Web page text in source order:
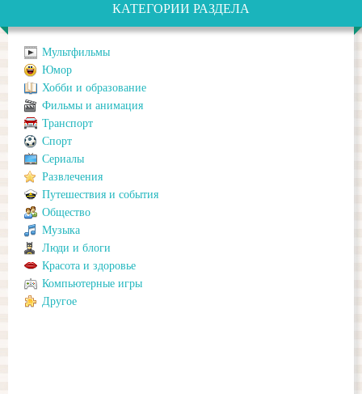
КАТЕГОРИИ РАЗДЕЛА
Мультфильмы
Юмор
Хобби и образование
Фильмы и анимация
Транспорт
Спорт
Сериалы
Развлечения
Путешествия и события
Общество
Музыка
Люди и блоги
Красота и здоровье
Компьютерные игры
Другое